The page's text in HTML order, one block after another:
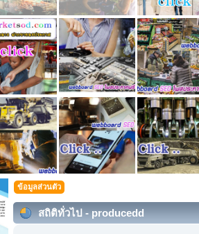
ข้อมูลส่วนตัว
สถิติทั่วไป - producedd